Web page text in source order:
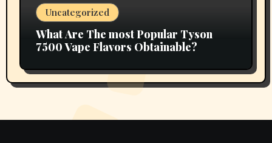
Uncategorized
What Are The most Popular Tyson
7500 Vape Flavors Obtainable?